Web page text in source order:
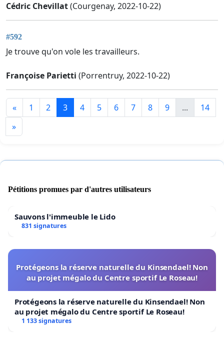
Cédric Chevillat(Courgenay, 2022-10-22)
#592
Je trouve qu'on vole les travailleurs.
Françoise Parietti (Porrentruy, 2022-10-22)
« 1 2 3 4 5 6 7 8 9 ...
14
»
Pétitions promues par d'autres utilisateurs
Sauvons l'immeuble le Lido
831 signatures
Protégeons la réserve naturelle du Kinsendael! Non
au projet mégalo du Centre sportif Le Roseau!
Protégeons la réserve naturelle du Kinsendael! Non
au projet mégalo du Centre sportif Le Roseau!
1 133 signatures